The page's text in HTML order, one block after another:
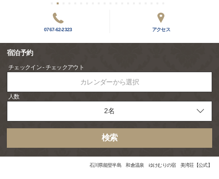
0767-62-2323 アクセス
宿泊予約
チェックイン - チェックアウト
カレンダーから選択
人数
検索
石川県能登半島 和倉温泉 ゆけむりの宿 美湾荘【公式】